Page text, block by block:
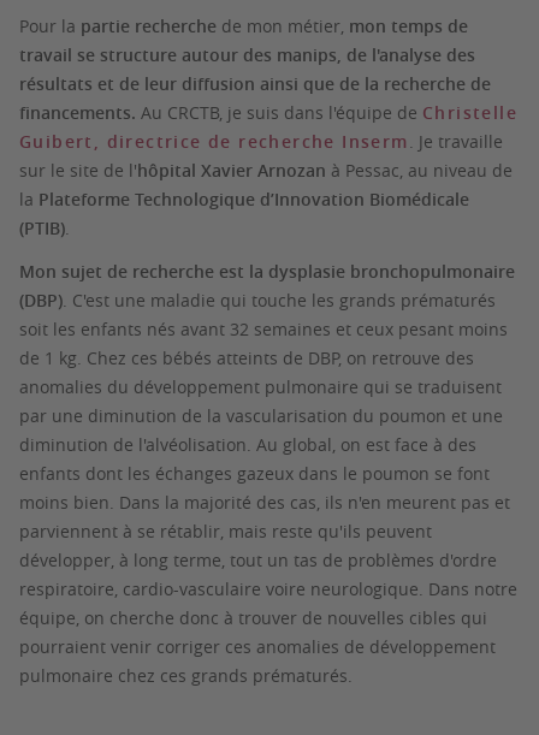
Pour la partie recherche de mon métier, mon temps de
travail se structure autour des manips, de l'analyse des
résultats et de leur diffusion ainsi que de la recherche de
financements. Au CRCTB, je suis dans l'équipe de Christelle
Guibert, directrice de recherche Inserm . Je travaille
sur le site de l'hôpital Xavier Arnozan à Pessac, au niveau de
la Plateforme Technologique d’Innovation Biomédicale
(PTIB).
Mon sujet de recherche est la dysplasie bronchopulmonaire
(DBP). C'est une maladie qui touche les grands prématurés
soit les enfants nés avant 32 semaines et ceux pesant moins
de 1 kg. Chez ces bébés atteints de DBP, on retrouve des
anomalies du développement pulmonaire qui se traduisent
par une diminution de la vascularisation du poumon et une
diminution de l'alvéolisation. Au global, on est face à des
enfants dont les échanges gazeux dans le poumon se font
moins bien. Dans la majorité des cas, ils n'en meurent pas et
parviennent à se rétablir, mais reste qu'ils peuvent
développer, à long terme, tout un tas de problèmes d'ordre
respiratoire, cardio-vasculaire voire neurologique. Dans notre
équipe, on cherche donc à trouver de nouvelles cibles qui
pourraient venir corriger ces anomalies de développement
pulmonaire chez ces grands prématurés.